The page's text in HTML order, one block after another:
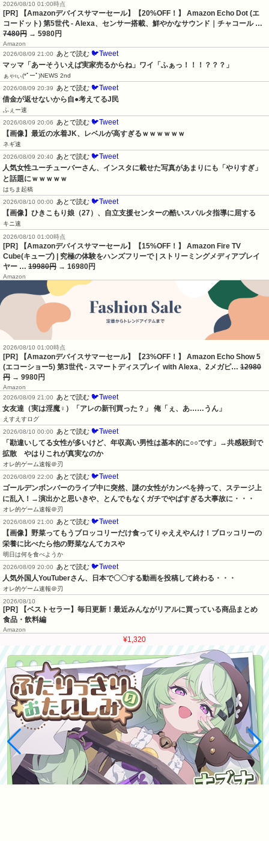
2026/08/10 01:00時点
[PR] 【Amazonデバイスサマーセール】【20%OFF！】 Amazon Echo Dot (エ
コードット) 第5世代 - Alexa、センサー搭載、鮮やかなサウンド｜チャコール …
7480円 → 5980円
Amazon
2026/08/09 21:00 あとで読む 🐦Tweet
マッマ「あーそういえば実家売るからね」ワイ「ふぁっ！！！？？？」
ぁゃιぃ(*ﾟーﾟ)NEWS 2nd
2026/08/09 20:39 あとで読む 🐦Tweet
借金が返せないから自●考えてるJ民
ふぇー速
2026/08/09 20:06 あとで読む 🐦Tweet
【画像】最近の水着JK、レベルが高すぎるｗｗｗｗｗｗ
ネギ速
2026/08/09 20:40 あとで読む 🐦Tweet
人気女性ユーチューバーさん、インスタに載せた写真があまりにも「やりすぎ」
と話題にｗｗｗｗｗ
はちま起稿
2026/08/10 00:00 あとで読む 🐦Tweet
【画像】ひきこもり娘（27）、自立支援センターの酷いスパルタ指導に屈する
キニ速
2026/08/10 01:00時点
[PR] 【Amazonデバイスサマーセール】【15%OFF！】 Amazon Fire TV
Cube(キューブ) | 究極の体験をハンズフリーで | ストリーミングメディアプレイ
ヤー … 19980円 → 16980円
Amazon
2026/08/10 01:00時点
[PR] 【Amazonデバイスサマーセール】【23%OFF！】 Amazon Echo Show 5
(エコーショー5) 第3世代 - スマートディスプレイ with Alexa、2メガピ… 12980
円 → 9980円
Amazon
2026/08/09 21:00
あとで読む 🐦Tweet
女友達（実は淫魔♀）「アレの新刊買った？」 俺「ぇ、あ……うん」
えすえすログ
2026/08/10 00:00
あとで読む 🐦Tweet
「勘違いしてる女性が多いけど、年収高い男性は基本的に○○です」→共感殺到で
拡散　やはりこれが真実なのか
オレ的ゲーム速報＠刃
2026/08/09 22:00
あとで読む 🐦Tweet
ゴールデンボンバーのライブ中に突然、謎の女性がカンペを持って、ステージ上
に乱入！→演出かと思いきや、とんでもなくガチでやばすぎる大事故に・・・
オレ的ゲーム速報＠刃
2026/08/09 21:00
あとで読む 🐦Tweet
【画像】野菜ってもうブロッコリーだけ食ってりゃええやんけ！ブロッコリーの
栄養に比べたら他の野菜なんてカスや
明日は何を食べようか
2026/08/09 20:00
あとで読む 🐦Tweet
人気外国人YouTuberさん、日本で〇〇する動画を投稿して終わる・・・
オレ的ゲーム速報＠刃
2026/08/10
[PR] 【ベストセラー】毎日更新！最近みんながリアルに買っている商品まとめ
食品・飲料編
Amazon
¥1,320